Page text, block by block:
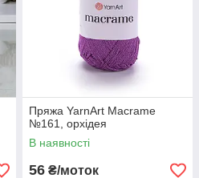
Пряжа YarnArt Macrame
№161, орхідея
В наявності
56 ₴/моток